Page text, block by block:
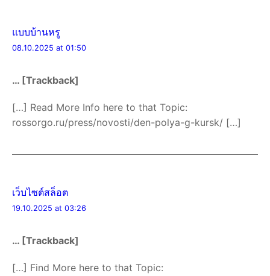
แบบบ้านหรู
08.10.2025 at 01:50
… [Trackback]
[…] Read More Info here to that Topic:
rossorgo.ru/press/novosti/den-polya-g-kursk/ […]
เว็บไซต์สล็อต
19.10.2025 at 03:26
… [Trackback]
[…] Find More here to that Topic: